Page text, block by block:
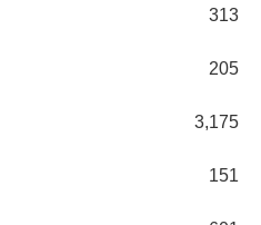
313
205
3,175
151